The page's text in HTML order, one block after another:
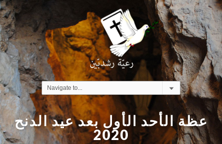
عظة الأحد الأول بعد عيد الدنح
2020